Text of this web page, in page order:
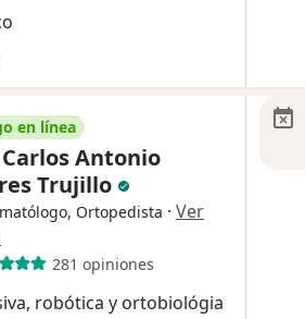
en línea
Antonio
Trujillo
Ortopedista · Ver
281 opiniones
robótica y ortobiológia